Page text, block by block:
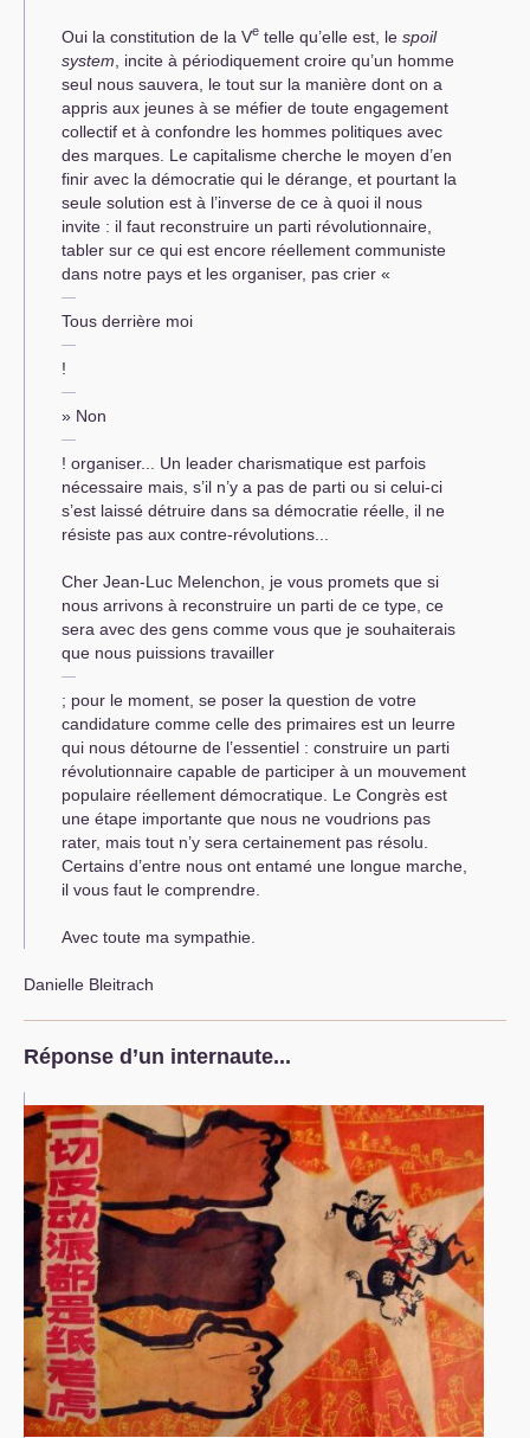
Oui la constitution de la Ve telle qu’elle est, le spoil
system , incite à périodiquement croire qu’un homme
seul nous sauvera, le tout sur la manière dont on a
appris aux jeunes à se méfier de toute engagement
collectif et à confondre les hommes politiques avec
des marques. Le capitalisme cherche le moyen d’en
finir avec la démocratie qui le dérange, et pourtant la
seule solution est à l’inverse de ce à quoi il nous
invite : il faut reconstruire un parti révolutionnaire,
tabler sur ce qui est encore réellement communiste
dans notre pays et les organiser, pas crier «
Tous derrière moi
!
» Non
! organiser... Un leader charismatique est parfois
nécessaire mais, s’il n’y a pas de parti ou si celui-ci
s’est laissé détruire dans sa démocratie réelle, il ne
résiste pas aux contre-révolutions...
Cher Jean-Luc Melenchon, je vous promets que si
nous arrivons à reconstruire un parti de ce type, ce
sera avec des gens comme vous que je souhaiterais
que nous puissions travailler
; pour le moment, se poser la question de votre
candidature comme celle des primaires est un leurre
qui nous détourne de l’essentiel : construire un parti
révolutionnaire capable de participer à un mouvement
populaire réellement démocratique. Le Congrès est
une étape importante que nous ne voudrions pas
rater, mais tout n’y sera certainement pas résolu.
Certains d’entre nous ont entamé une longue marche,
il vous faut le comprendre.
Avec toute ma sympathie.
Danielle Bleitrach
Réponse d’un internaute...